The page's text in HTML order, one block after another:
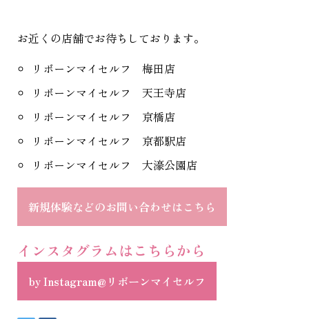
お近くの店舗でお待ちしております。
リボーンマイセルフ 梅田店
リボーンマイセルフ 天王寺店
リボーンマイセルフ 京橋店
リボーンマイセルフ 京都駅店
リボーンマイセルフ 大濠公園店
新規体験などのお問い合わせはこちら
インスタグラムはこちらから
by Instagram@リボーンマイセルフ